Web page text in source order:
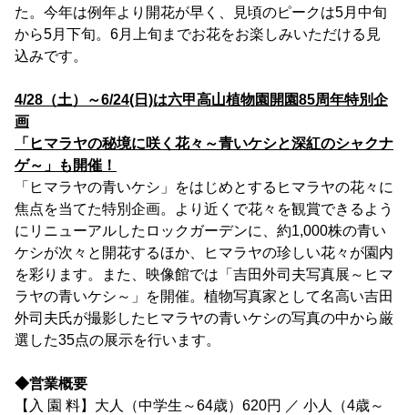
た。今年は例年より開花が早く、見頃のピークは5月中旬
から5月下旬。6月上旬までお花をお楽しみいただける見
込みです。
4/28（土）～6/24(日)は六甲高山植物園開園85周年特別企
画
「ヒマラヤの秘境に咲く花々～青いケシと深紅のシャクナ
ゲ～」も開催！
「ヒマラヤの青いケシ」をはじめとするヒマラヤの花々に
焦点を当てた特別企画。より近くで花々を観賞できるよう
にリニューアルしたロックガーデンに、約1,000株の青い
ケシが次々と開花するほか、ヒマラヤの珍しい花々が園内
を彩ります。また、映像館では「吉田外司夫写真展～ヒマ
ラヤの青いケシ～」を開催。植物写真家として名高い吉田
外司夫氏が撮影したヒマラヤの青いケシの写真の中から厳
選した35点の展示を行います。
◆営業概要
【入 園 料】大人（中学生～64歳）620円 ／ 小人（4歳～